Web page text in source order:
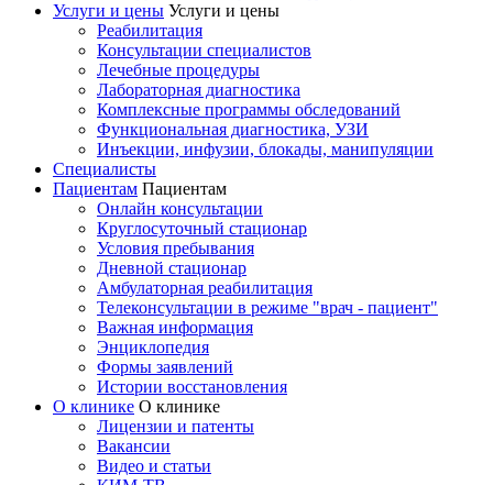
Услуги и цены Услуги и цены
Реабилитация
Консультации специалистов
Лечебные процедуры
Лабораторная диагностика
Комплексные программы обследований
Функциональная диагностика, УЗИ
Инъекции, инфузии, блокады, манипуляции
Специалисты
Пациентам Пациентам
Онлайн консультации
Круглосуточный стационар
Условия пребывания
Дневной стационар
Амбулаторная реабилитация
Телеконсультации в режиме "врач - пациент"
Важная информация
Энциклопедия
Формы заявлений
Истории восстановления
О клинике О клинике
Лицензии и патенты
Вакансии
Видео и статьи